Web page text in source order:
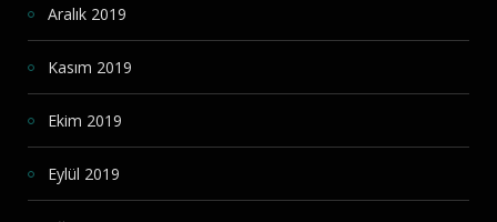
Aralık 2019
Kasım 2019
Ekim 2019
Eylül 2019